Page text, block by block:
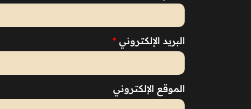
البريد الإلكتروني *
الموقع الإلكتروني